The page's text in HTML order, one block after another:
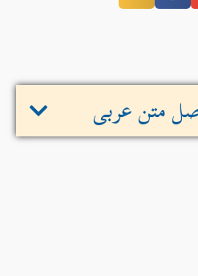
متن عربی